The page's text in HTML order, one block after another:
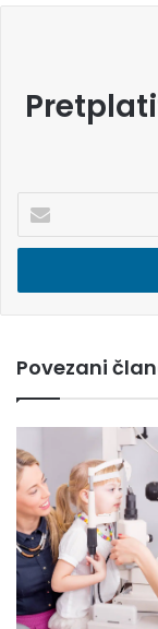
e
i
e
a
a
d
r
e
s
u
.
.
.
Povezani